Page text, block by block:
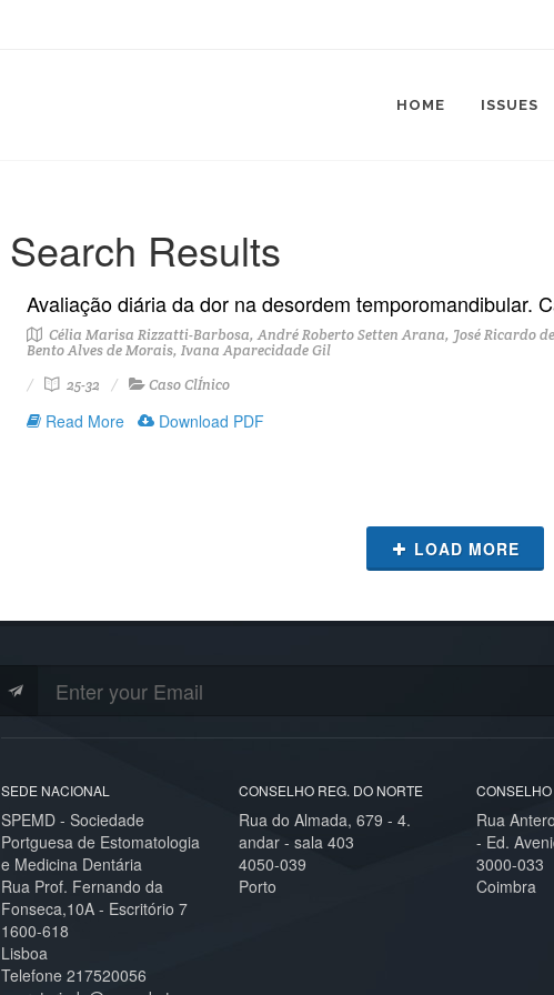
HOME ISSUES
Search Results
Avaliação diária da dor na desordem temporomandibular.
Célia Marisa Rizzatti-Barbosa, André Roberto Setten Arana, José Ricardo
Bento Alves de Morais, Ivana Aparecidade Gil
25-32
Caso ClÍnico
Read More Download PDF
LOAD MORE
SEDE NACIONAL
SPEMD - Sociedade
Portguesa de Estomatologia
e Medicina Dentária
Rua Prof. Fernando da
Fonseca,10A - Escritório 7
1600-618
Lisboa
Telefone 217520056
CONSELHO REG. DO NORTE
Rua do Almada, 679 - 4.
andar - sala 403
4050-039
Porto
Rua
- Ed.
3000-033
Coimbra